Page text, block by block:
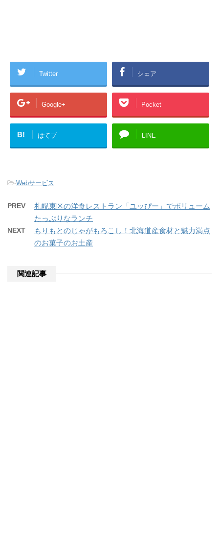
Twitter シェア
Google+ Pocket
B! はてブ LINE
-Webサービス
PREV
札幌東区の洋食レストラン「ユッぴー」でボリューム
たっぷりなランチ
NEXT
もりもとのじゃがもろこし！北海道産食材と魅力満点
のお菓子のお土産
関連記事